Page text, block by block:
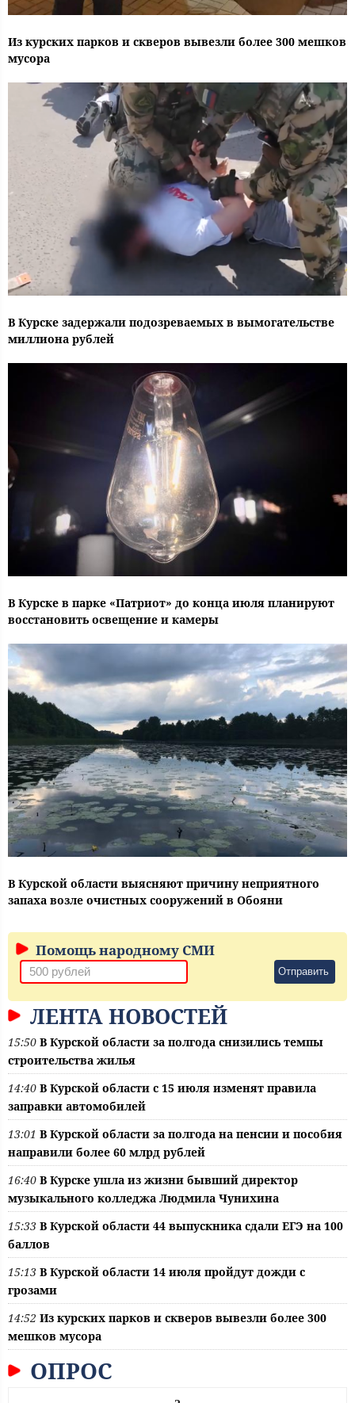
Из курских парков и скверов вывезли более 300 мешков
мусора
В Курске задержали подозреваемых в вымогательстве
миллиона рублей
В Курске в парке «Патриот» до конца июля планируют
восстановить освещение и камеры
В Курской области выясняют причину неприятного
запаха возле очистных сооружений в Обояни
Помощь народному СМИ
Отправить
ЛЕНТА НОВОСТЕЙ
15:50 В Курской области за полгода снизились темпы
строительства жилья
14:40 В Курской области с 15 июля изменят правила
заправки автомобилей
13:01 В Курской области за полгода на пенсии и пособия
направили более 60 млрд рублей
16:40 В Курске ушла из жизни бывший директор
музыкального колледжа Людмила Чунихина
15:33 В Курской области 44 выпускника сдали ЕГЭ на 100
баллов
15:13 В Курской области 14 июля пройдут дожди с
грозами
14:52 Из курских парков и скверов вывезли более 300
мешков мусора
ОПРОС